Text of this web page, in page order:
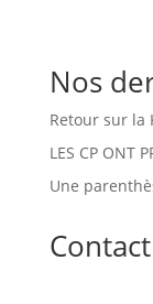
Nos
Retour sur la
LES CP ONT
Une